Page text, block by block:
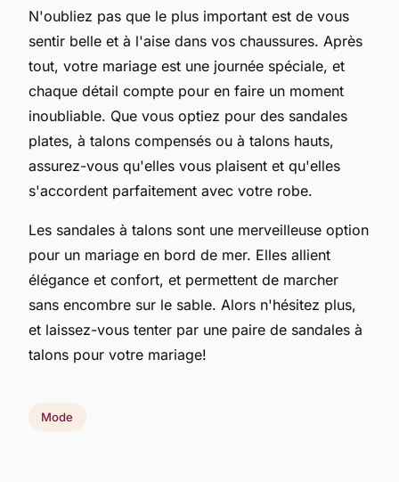
N'oubliez pas que le plus important est de vous
sentir belle et à l'aise dans vos chaussures. Après
tout, votre mariage est une journée spéciale, et
chaque détail compte pour en faire un moment
inoubliable. Que vous optiez pour des sandales
plates, à talons compensés ou à talons hauts,
assurez-vous qu'elles vous plaisent et qu'elles
s'accordent parfaitement avec votre robe.
Les sandales à talons sont une merveilleuse option
pour un mariage en bord de mer. Elles allient
élégance et confort, et permettent de marcher
sans encombre sur le sable. Alors n'hésitez plus,
et laissez-vous tenter par une paire de sandales à
talons pour votre mariage!
Mode